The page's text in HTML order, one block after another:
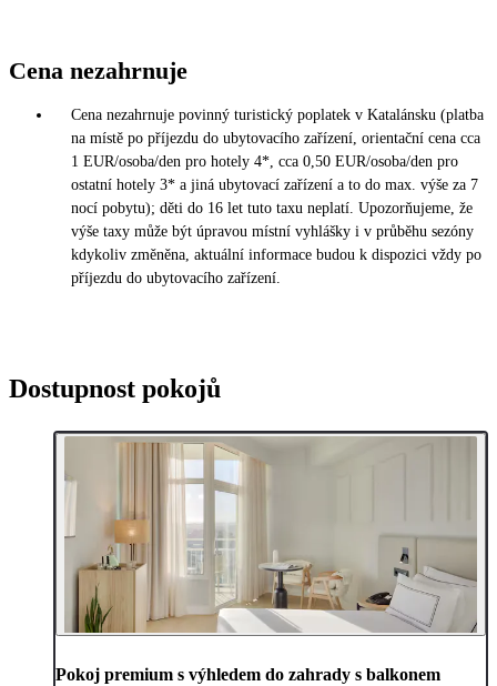
Cena nezahrnuje
Cena nezahrnuje povinný turistický poplatek v Katalánsku (platba
na místě po příjezdu do ubytovacího zařízení, orientační cena cca
1 EUR/osoba/den pro hotely 4*, cca 0,50 EUR/osoba/den pro
ostatní hotely 3* a jiná ubytovací zařízení a to do max. výše za 7
nocí pobytu); děti do 16 let tuto taxu neplatí. Upozorňujeme, že
výše taxy může být úpravou místní vyhlášky i v průběhu sezóny
kdykoliv změněna, aktuální informace budou k dispozici vždy po
příjezdu do ubytovacího zařízení.
Dostupnost pokojů
Pokoj premium s výhledem do zahrady s balkonem